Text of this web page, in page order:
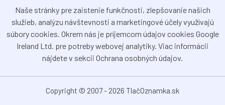
Naše stránky pre zaistenie funkčnosti, zlepšovanie našich
služieb, analýzu návštevnosti a marketingové účely využívajú
súbory cookies. Okrem nás je príjemcom údajov cookies Google
Ireland Ltd. pre potreby webovej analytiky. Viac informácii
nájdete v sekcii Ochrana osobných údajov.
Copyright © 2007 - 2026 TlačOznamka.sk